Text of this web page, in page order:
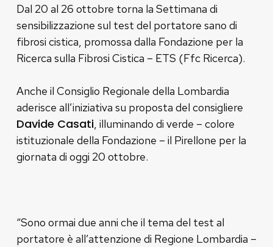
Dal 20 al 26 ottobre torna la Settimana di
sensibilizzazione sul test del portatore sano di
fibrosi cistica, promossa dalla Fondazione per la
Ricerca sulla Fibrosi Cistica – ETS (Ffc Ricerca).
Anche il Consiglio Regionale della Lombardia
aderisce all’iniziativa su proposta del consigliere
Davide Casati, illuminando di verde – colore
istituzionale della Fondazione – il Pirellone per la
giornata di oggi 20 ottobre.
“Sono ormai due anni che il tema del test al
portatore è all’attenzione di Regione Lombardia –